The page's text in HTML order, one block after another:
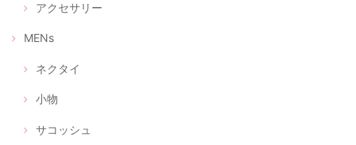
注文後、すぐに届きました。時節柄、少しでも早く入手したい物だった
アクセサリー
MENs
ネクタイ
小物
サコッシュ